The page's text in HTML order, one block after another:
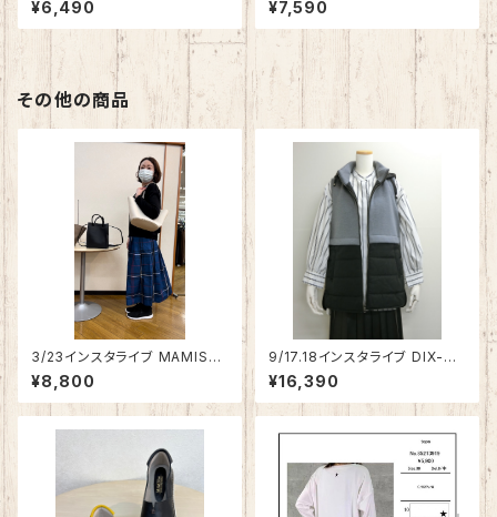
¥6,490
924
¥7,590
その他の商品
3/23インスタライブ MAMISSA
リサイクルフェイクレザートート
バッグ（大） 1626-5487
¥8,800
9/17.18インスタライブ DIX-SE
PT 撥水ダンボール×ライトメモ
リーハーフ丈フードベスト 2791
87【先行ご予約商品】
¥16,390